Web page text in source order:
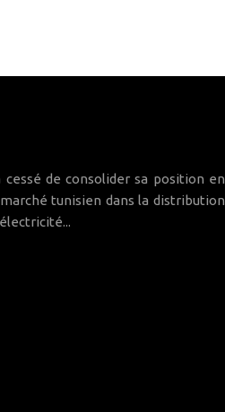
cessé de consolider sa position en
tunisien dans la distribution